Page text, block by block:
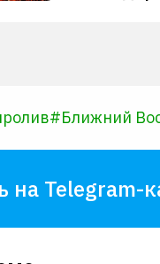
#Ближний
на Telegram-